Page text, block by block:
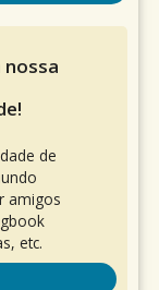
de
amigos
etc.